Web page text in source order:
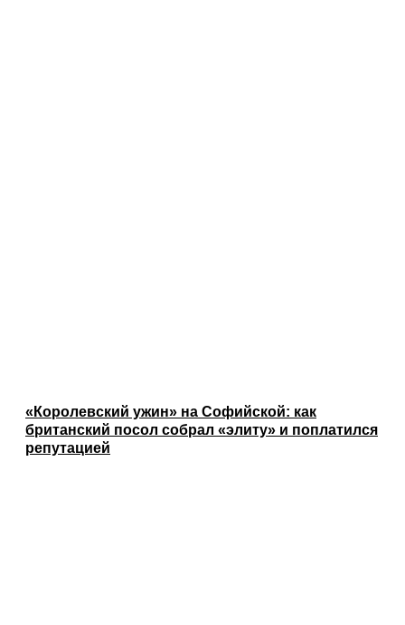
«Королевский ужин» на Софийской: как
британский посол собрал «элиту» и поплатился
репутацией